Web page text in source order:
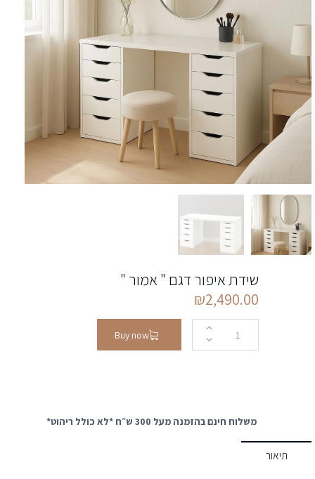
שידת איפור דגם " אמור "
₪2,490.00
Buy now
משלוח חינם בהזמנה מעל 300 ש״ח *לא כולל ריהוט*
תיאור